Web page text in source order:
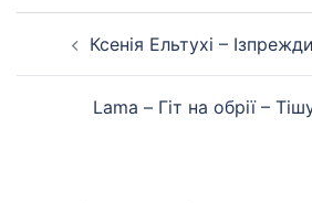
navigationКсенія Ельтухі –
Lama – Гіт на обрії –